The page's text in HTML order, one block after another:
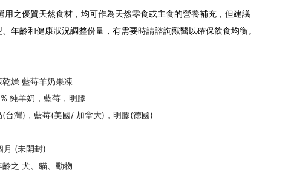
用之優質天然食材，均可作為天然零食或主食的營養補充，但建議
年齡和健康狀況調整份量，有需要時請諮詢獸醫以確保飲食均衡。
燥 藍莓羊奶果凍
純羊奶，藍莓， 明膠
(台灣)，藍莓(美國/ 加拿大)，明膠(德國)
月 (未開封)
之 犬、貓、動物